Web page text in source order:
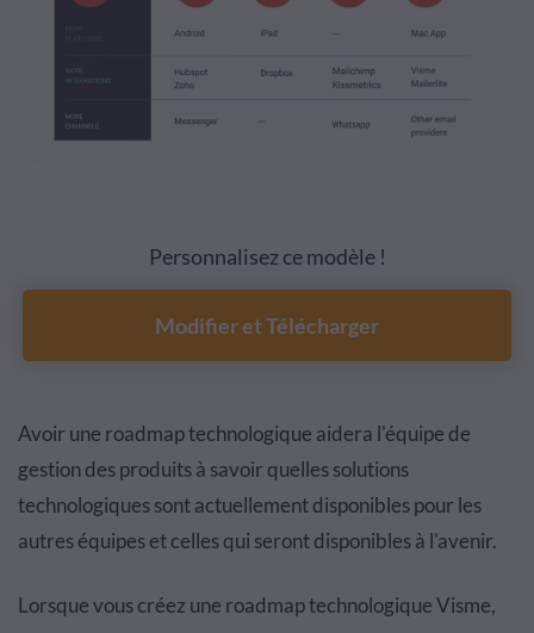
Personnalisez ce modèle !
Modifier et Télécharger
Avoir une roadmap technologique aidera l'équipe de
gestion des produits à savoir quelles solutions
technologiques sont actuellement disponibles pour les
autres équipes et celles qui seront disponibles à l'avenir.
Lorsque vous créez une roadmap technologique Visme,